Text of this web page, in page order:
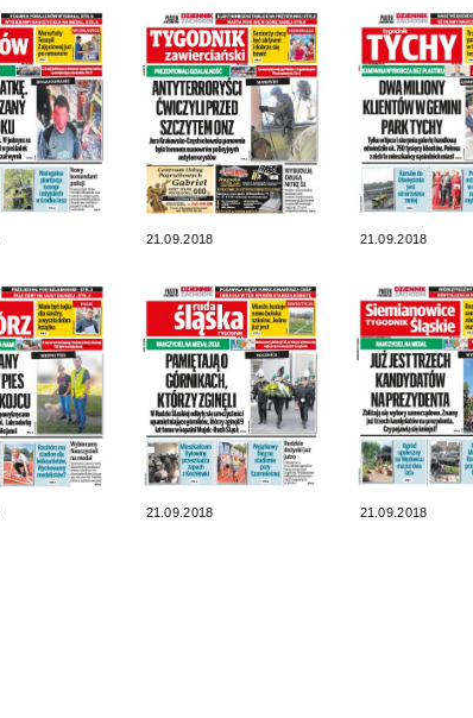
21.09.2018 21.09.2018
21.09.2018 21.09.2018